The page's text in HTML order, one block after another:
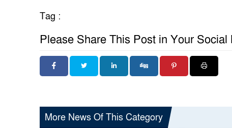
Tag :
Please Share This Post in Your Social
More News Of This Category